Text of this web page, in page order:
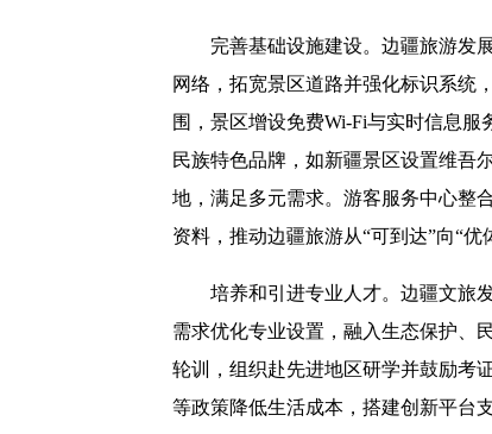
完善基础设施建设。边疆旅游发展
网络，拓宽景区道路并强化标识系统
围，景区增设免费Wi-Fi与实时信息
民族特色品牌，如新疆景区设置维吾
地，满足多元需求。游客服务中心整
资料，推动边疆旅游从“可到达”向“优
培养和引进专业人才。边疆文旅发
需求优化专业设置，融入生态保护、
轮训，组织赴先进地区研学并鼓励考
等政策降低生活成本，搭建创新平台